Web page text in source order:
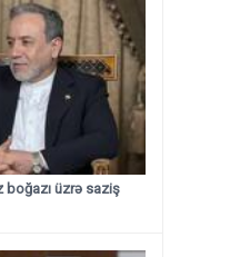
boğazı üzrə saziş